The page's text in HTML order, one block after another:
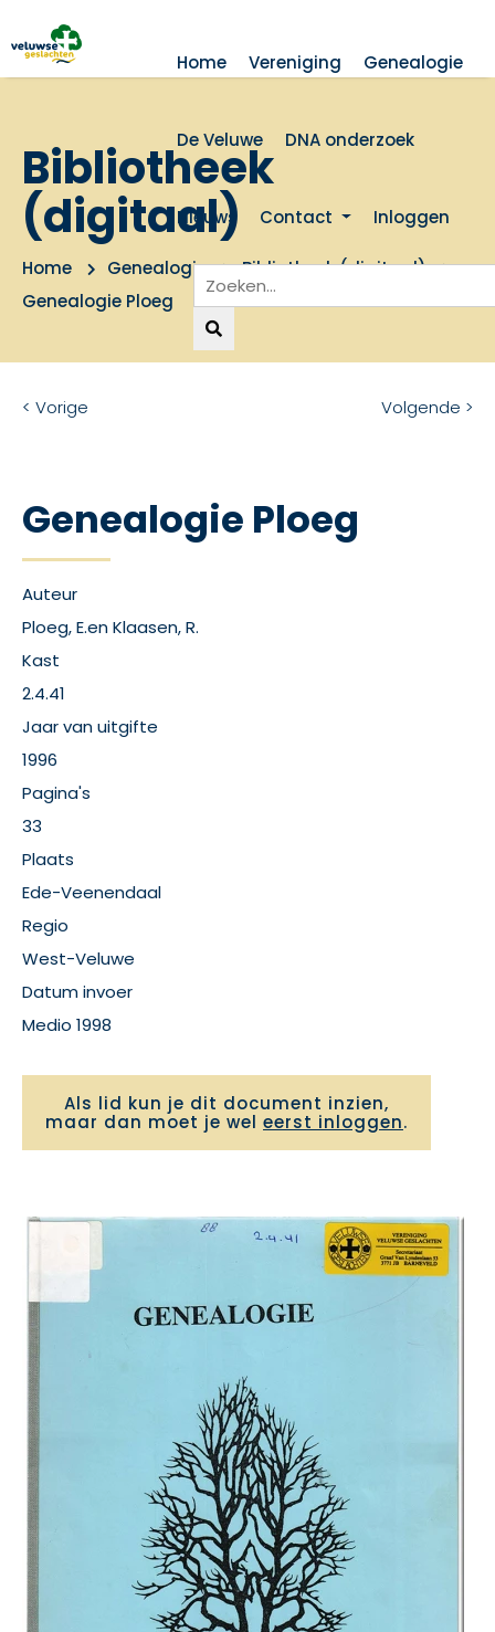
Home Vereniging Genealogie
De Veluwe DNA onderzoek
Nieuws Contact Inloggen
Bibliotheek
(digitaal)
Home Genealogie
Bibliotheek (digitaal)
Genealogie Ploeg
< Vorige Volgende >
Genealogie Ploeg
Auteur
Ploeg, E.en Klaasen, R.
Kast
2.4.41
Jaar van uitgifte
1996
Pagina's
33
Plaats
Ede-Veenendaal
Regio
West-Veluwe
Datum invoer
Medio 1998
Als lid kun je dit document inzien,
maar dan moet je wel eerst inloggen.